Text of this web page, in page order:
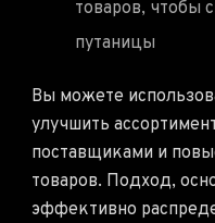
товаров, чтобы
путаницы
Вы можете
улучшить
поставщиками и
товаров. Подход,
эффективно